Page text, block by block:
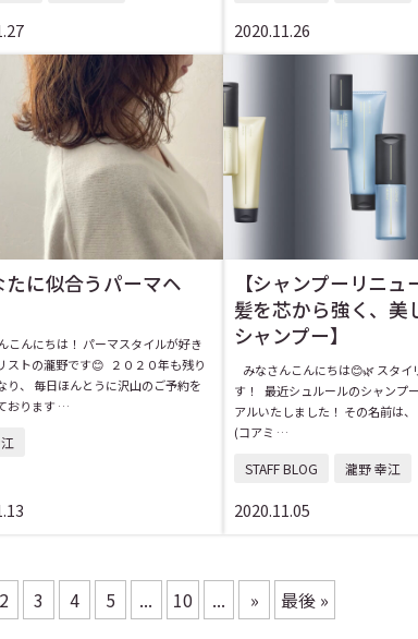
2020.11.26
たに似合うパーマヘ
こんにちは！ パーマスタイルが好き
ストの瀧野です😊 ２０２０年も残り
り、 毎日ほんとうに沢山のご予約を
おります …
【シャンプーリニュ
髪を芯から強く、美
シャンプー】
みなさんこんにちは😊🌿 スタイ
す！ 最近シュルールのシャンプ
アルいたしました！ その名前は、
(コアミ …
STAFF BLOG 瀧野 幸江
2020.11.05
2 3 4 5 ... 10 ... » 最後 »